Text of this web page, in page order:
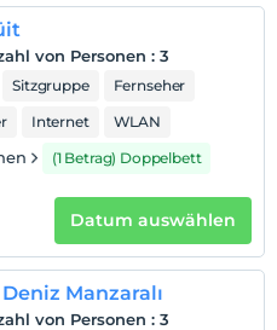
bis zum Alter von 2 ist
unter dem Alter von 6
von Personen : 3
Sitzgruppe
Fernseher
Internet WLAN
(1 Betrag) Doppelbett
Datum auswählen
Manzaralı
von Personen : 3